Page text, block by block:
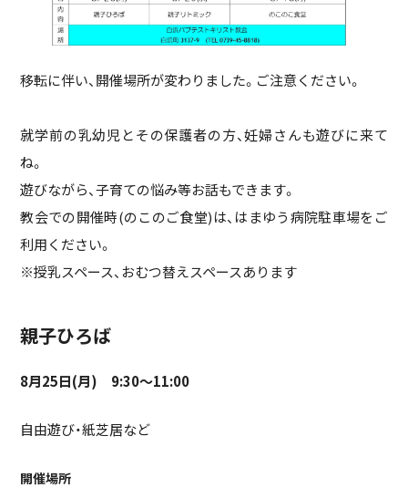
移転に伴い、開催場所が変わりました。ご注意ください。
就学前の乳幼児とその保護者の方、妊婦さんも遊びに来て
ね。
遊びながら、子育ての悩み等お話もできます。
教会での開催時(のこのご食堂)は、はまゆう病院駐車場をご
利用ください。
※授乳スペース、おむつ替えスペースあります
親子ひろば
8月25日(月) 9:30〜11:00
自由遊び・紙芝居など
開催場所